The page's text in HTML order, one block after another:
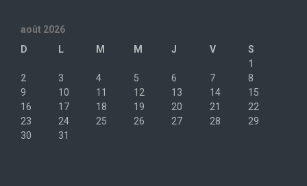
août 2026
D
L M M J V
S
1
2
3 4 5 6 7
8
9
10 11 12 13 14
15
16
17 18 19 20 21
22
23
24 25 26 27 28
29
30
31